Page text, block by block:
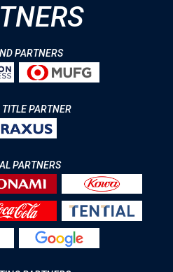
PARTNERS
TITLE PARTNER
PARTNERS